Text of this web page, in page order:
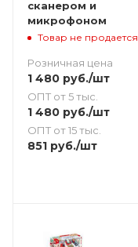
сканером и
микрофоном
Товар не продается
Розничная цена
1 480 руб./шт
ОПТ от 5 тыс.
1 480 руб./шт
ОПТ от 15 тыс.
851 руб./шт